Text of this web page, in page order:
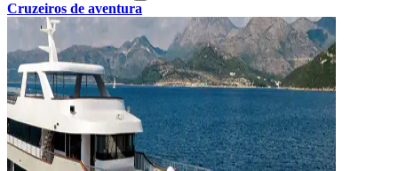
Cruzeiros de aventura